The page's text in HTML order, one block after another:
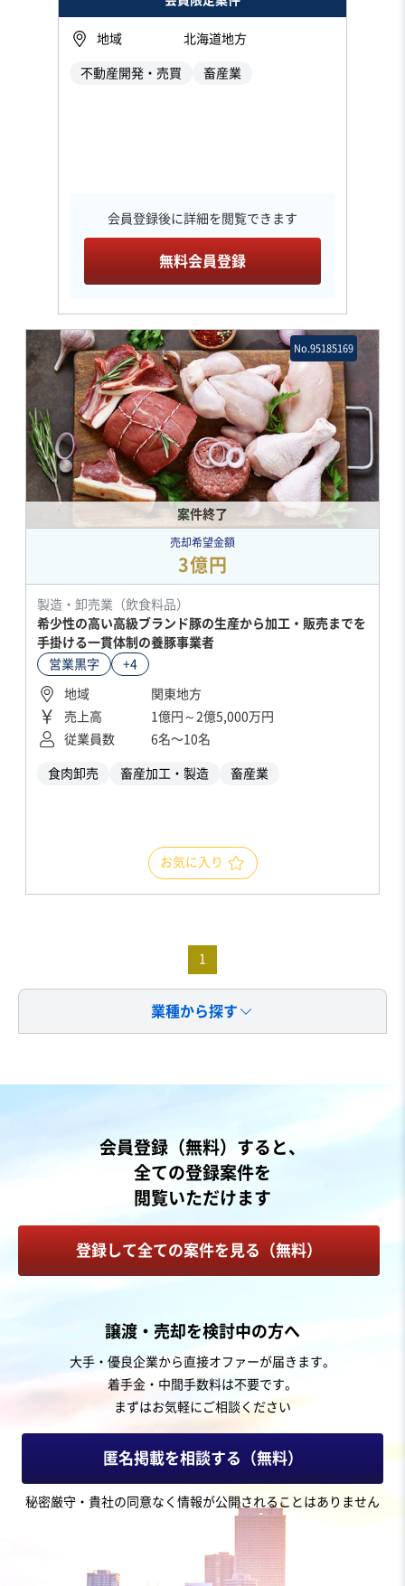
地域 北海道地方
不動産開発・売買 畜産業
会員登録後に詳細を閲覧できます
無料会員登録
案件終了
No.95185169
売却希望金額
3億円
製造・卸売業（飲食料品）
希少性の高い高級ブランド豚の生産から加工・販売までを
手掛ける一貫体制の養豚事業者
営業黒字
+4
地域
関東地方
売上高
1億円～2億5,000万円
従業員数
6名〜10名
食肉卸売 畜産加工・製造 畜産業
お気に入り
1
業種から探す
会員登録（無料）すると、
全ての登録案件を
閲覧いただけます
登録して全ての案件を見る（無料）
譲渡・売却を検討中の方へ
大手・優良企業から直接オファーが届きます。
着手金・中間手数料は不要です。
まずはお気軽にご相談ください
匿名掲載を相談する（無料）
秘密厳守・貴社の同意なく情報が公開されることはありません